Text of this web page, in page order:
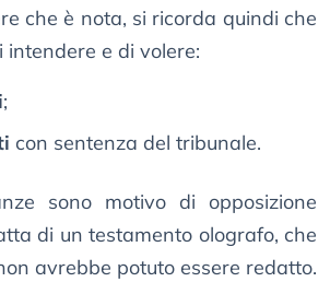
che è nota, si ricorda quindi che
intendere e di volere:
;
con sentenza del tribunale.
sono motivo di opposizione
di un testamento olografo, che
avrebbe potuto essere redatto.